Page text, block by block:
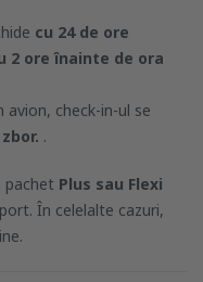
cu 24 de ore
2 ore înainte de ora
check-in-ul se
.
pachet Plus sau Flexi
În celelalte cazuri,